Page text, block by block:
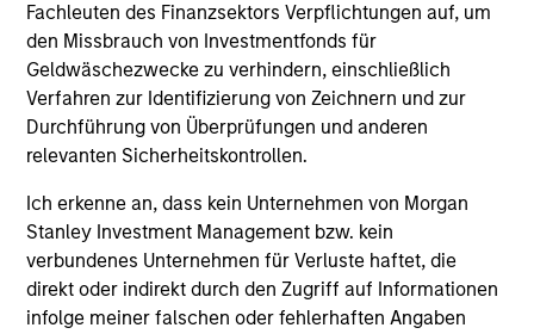
Fachleuten des Finanzsektors Verpflichtungen auf, um
den Missbrauch von Investmentfonds für
Geldwäschezwecke zu verhindern, einschließlich
Verfahren zur Identifizierung von Zeichnern und zur
Durchführung von Überprüfungen und anderen
relevanten Sicherheitskontrollen.
Ich erkenne an, dass kein Unternehmen von Morgan
Stanley Investment Management bzw. kein
verbundenes Unternehmen für Verluste haftet, die
direkt oder indirekt durch den Zugriff auf Informationen
infolge meiner falschen oder fehlerhaften Angaben
G300 Global Convertible IndexLocal Currency ab
der Auflegung bis zum 31. Oktober 2005, des
BofA G300 Global Convertible Index USD
Hedgedbis zum 30. April 2011 und des Refinitiv
Convertible Global Focus (USD Hedged) Index
Februar 2020 wurde der homsonReuters
Convertible Global Focus (USD Hedged)
IndexinRefinitiv Convertible Global Focus (USD
Hedged) Index umbenannt.